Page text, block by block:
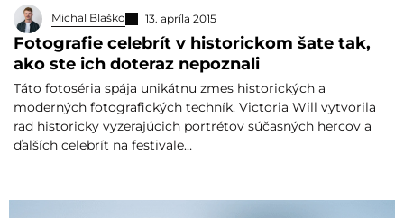
Michal Blaško 13. apríla 2015
Fotografie celebrít v historickom šate tak,
ako ste ich doteraz nepoznali
Táto fotoséria spája unikátnu zmes historických a
moderných fotografických techník. Victoria Will vytvorila
rad historicky vyzerajúcich portrétov súčasných hercov a
ďalších celebrít na festivale…